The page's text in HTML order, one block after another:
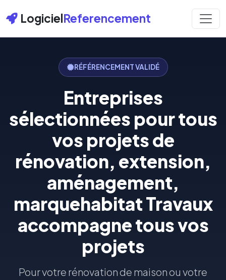
LogicielReferencement
RÉFÉRENCEMENT VALIDÉ
Entreprises
sélectionnées pour tous
vos projets de
rénovation, extension,
aménagement,
marquehabitat Travaux
accompagne tous vos
projets
Pour votre rénovation de maison ou votre